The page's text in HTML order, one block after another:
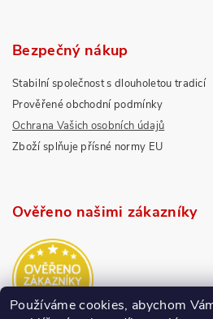
Bezpečný nákup
Stabilní společnost s dlouholetou tradicí
Prověřené obchodní podmínky
Ochrana Vašich osobních údajů
Zboží splňuje přísné normy EU
Ověřeno našimi zákazníky
Používáme cookies, abychom